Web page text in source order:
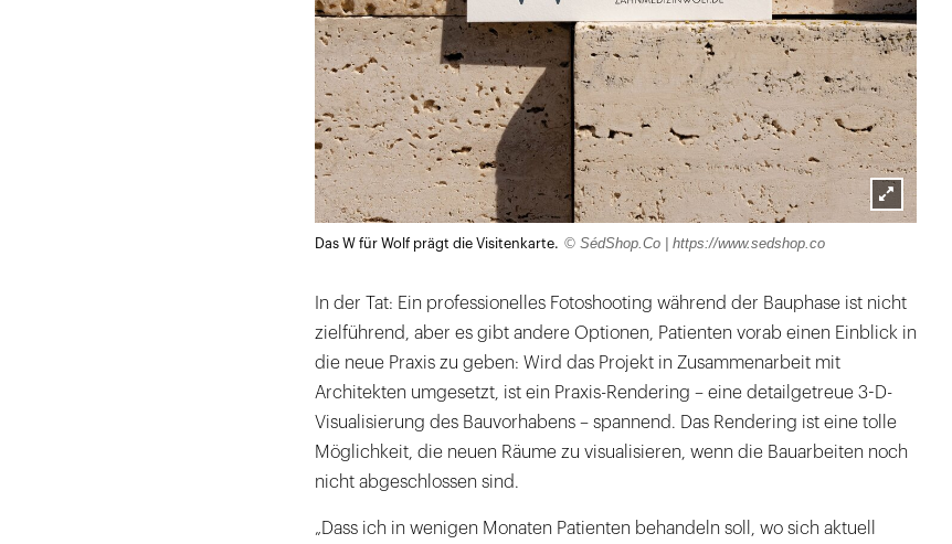
Lightbox
Das W für Wolf prägt die Visitenkarte. © SédShop.Co | https://www.sedshop.co
In der Tat: Ein professionelles Fotoshooting während der Bauphase ist nicht
zielführend, aber es gibt andere Optionen, Patienten vorab einen Einblick in
die neue Praxis zu geben: Wird das Projekt in Zusammenarbeit mit
Architekten umgesetzt, ist ein Praxis-Rendering – eine detailgetreue 3-D-
Visualisierung des Bauvorhabens – spannend. Das Rendering ist eine tolle
Möglichkeit, die neuen Räume zu visualisieren, wenn die Bauarbeiten noch
nicht abgeschlossen sind.
„Dass ich in wenigen Monaten Patienten behandeln soll, wo sich aktuell